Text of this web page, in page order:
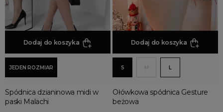
Dodaj do koszyka
JEDEN ROZMIAR
Spódnica dzianinowa midi w
paski Malachi
Dodaj do koszyka
S M L
Ołówkowa spódnica Gesture
beżowa